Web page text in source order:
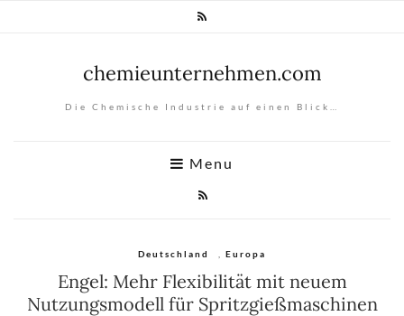
chemieunternehmen.com
Die Chemische Industrie auf einen Blick…
Menu
Deutschland Europa
Engel: Mehr Flexibilität mit neuem
Nutzungsmodell für Spritzgießmaschinen